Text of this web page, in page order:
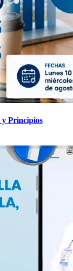
y Principios